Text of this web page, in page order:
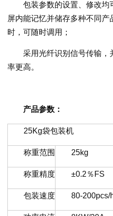
包装参数的设置、修改均
屏内能记忆并储存多种不同
时，可随时调用；
采用光纤识别信号传输，
率更高。
产品参数：
25Kg袋包装机
称重范围 25kg
称重精度 ±0.2％FS
包装速度 80-200pcs/